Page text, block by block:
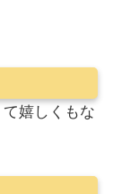
嬉しくもな